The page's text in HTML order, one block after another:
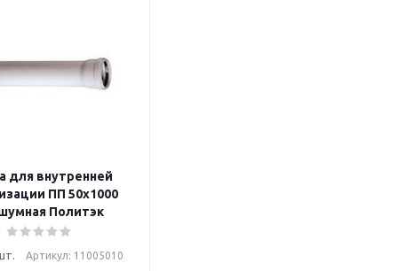
для внутренней
ПП 50х1000
Политэк
Артикул: 11005010